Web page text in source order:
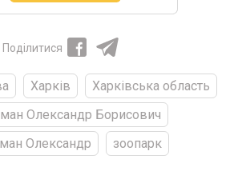
Поділитися
Харків
Харківська область
Олександр Борисович
Олександр
зоопарк